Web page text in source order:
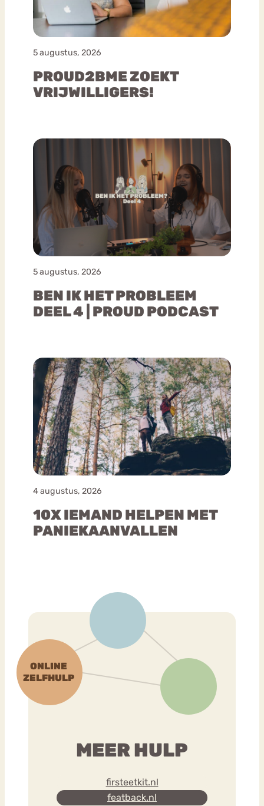
5 augustus, 2026
PROUD2BME ZOEKT
VRIJWILLIGERS!
5 augustus, 2026
BEN IK HET PROBLEEM
DEEL 4 | PROUD PODCAST
4 augustus, 2026
10X IEMAND HELPEN MET
PANIEKAANVALLEN
MEER HULP
firsteetkit.nl
featback.nl